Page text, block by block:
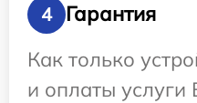
4
Гарантия
Как только
и оплаты услуги